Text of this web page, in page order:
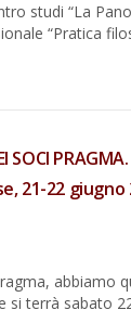
studi “La
“Pratica
SOCI PRAGMA.
21-22 giugno
abbiamo
si terrà sabato